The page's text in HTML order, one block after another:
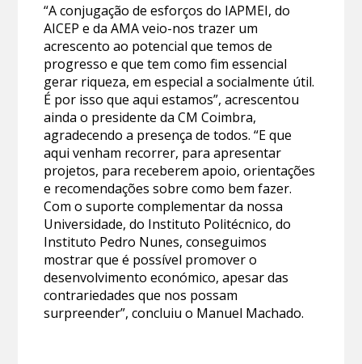
“A conjugação de esforços do IAPMEI, do
AICEP e da AMA veio-nos trazer um
acrescento ao potencial que temos de
progresso e que tem como fim essencial
gerar riqueza, em especial a socialmente útil.
É por isso que aqui estamos”, acrescentou
ainda o presidente da CM Coimbra,
agradecendo a presença de todos. “E que
aqui venham recorrer, para apresentar
projetos, para receberem apoio, orientações
e recomendações sobre como bem fazer.
Com o suporte complementar da nossa
Universidade, do Instituto Politécnico, do
Instituto Pedro Nunes, conseguimos
mostrar que é possível promover o
desenvolvimento económico, apesar das
contrariedades que nos possam
surpreender”, concluiu o Manuel Machado.